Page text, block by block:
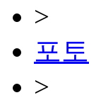
>
포토
>